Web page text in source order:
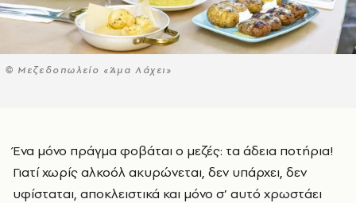
© Μεζεδοπωλείο «Άμα Λάχει»
Ένα μόνο πράγμα φοβάται ο μεζές: τα άδεια ποτήρια!
Γιατί χωρίς αλκοόλ ακυρώνεται, δεν υπάρχει, δεν
υφίσταται, αποκλειστικά και μόνο σ’ αυτό χρωστάει